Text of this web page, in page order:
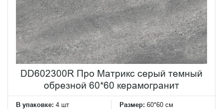
DD602300R Про Матрикс серый темный
обрезной 60*60 керамогранит
В упаковке: 4 шт Размер: 60*60 см